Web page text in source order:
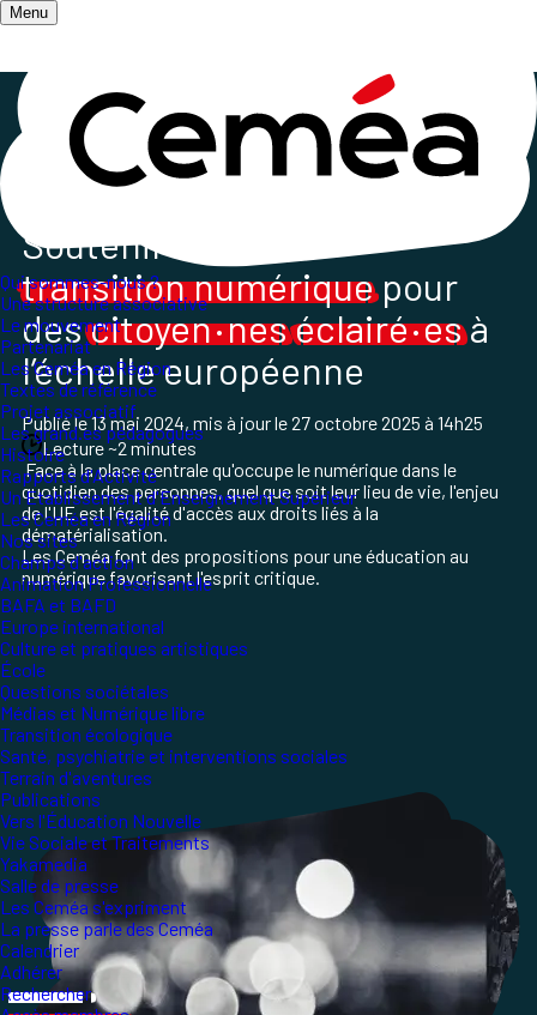
Menu
Qui sommes-nous ?
Une structure associative
Le mouvement
Partenariat
Les Ceméa en Région
Textes de référence
Projet associatif
Les grand.es pédagogues
Histoire
Rapports d'Activité
Un Etablissement d'Enseignement Supérieur
Les Ceméa en Région
Nos sites
Champs d'action
Animation Professionnelle
BAFA et BAFD
Europe international
Culture et pratiques artistiques
École
Questions sociétales
Médias et Numérique libre
Transition écologique
Santé, psychiatrie et interventions sociales
Terrain d'aventures
Publications
Vers l'Éducation Nouvelle
Vie Sociale et Traitements
Yakamedia
Salle de presse
Les Ceméa s'expriment
La presse parle des Ceméa
Calendrier
Adhérer
Rechercher
Accueil/
Les champs d'action
L'Action Internationale des Ceméa France
Europe et numérique
Soutenir une
transition numériquepour
descitoyen·neséclairé·esà
l’échelle européenne
Publié le13 mai 2024, mis à jour le27 octobre 2025 à 14h25
Lecture ~2 minutes
Face à la place centrale qu'occupe le numérique dans le
quotidien des personnes, quel que soit leur lieu de vie, l'enjeu
de l'UE est l'égalité d'accès aux droits liés à la
dématérialisation.
Les Ceméa font des propositions pour une éducation au
numérique favorisant l'esprit critique.